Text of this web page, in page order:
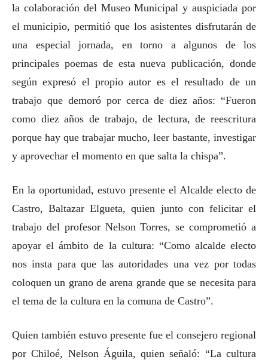
la colaboración del Museo Municipal y auspiciada por
el municipio, permitió que los asistentes disfrutarán de
una especial jornada, en torno a algunos de los
principales poemas de esta nueva publicación, donde
según expresó el propio autor es el resultado de un
trabajo que demoró por cerca de diez años: “Fueron
como diez años de trabajo, de lectura, de reescritura
porque hay que trabajar mucho, leer bastante, investigar
y aprovechar el momento en que salta la chispa”.
En la oportunidad, estuvo presente el Alcalde electo de
Castro, Baltazar Elgueta, quien junto con felicitar el
trabajo del profesor Nelson Torres, se comprometió a
apoyar el ámbito de la cultura: “Como alcalde electo
nos insta para que las autoridades una vez por todas
coloquen un grano de arena grande que se necesita para
el tema de la cultura en la comuna de Castro”.
Quien también estuvo presente fue el consejero regional
por Chiloé, Nelson Águila, quien señaló: “La cultura